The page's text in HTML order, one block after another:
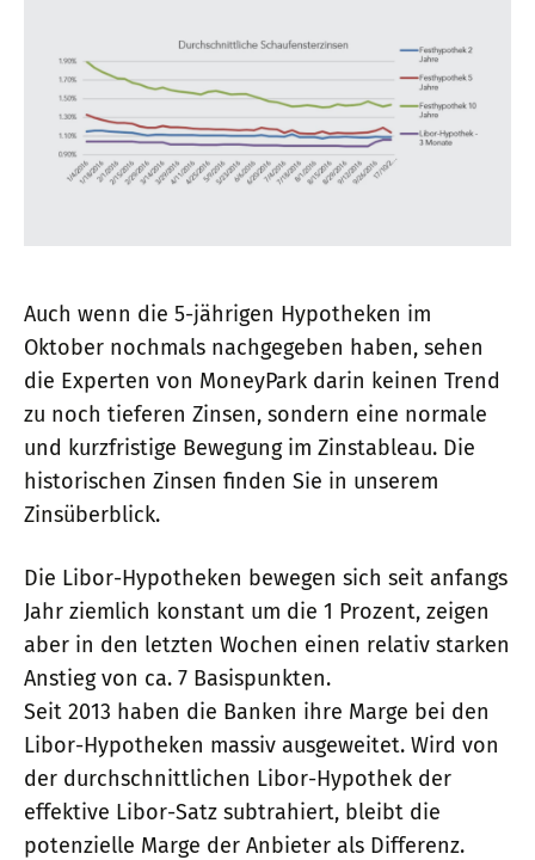
Auch wenn die 5-jährigen Hypotheken im
Oktober nochmals nachgegeben haben, sehen
die Experten von MoneyPark darin keinen Trend
zu noch tieferen Zinsen, sondern eine normale
und kurzfristige Bewegung im Zinstableau. Die
historischen Zinsen finden Sie in unserem
Zinsüberblick.
Die Libor-Hypotheken bewegen sich seit anfangs
Jahr ziemlich konstant um die 1 Prozent, zeigen
aber in den letzten Wochen einen relativ starken
Anstieg von ca. 7 Basispunkten.
Seit 2013 haben die Banken ihre Marge bei den
Libor-Hypotheken massiv ausgeweitet. Wird von
der durchschnittlichen Libor-Hypothek der
effektive Libor-Satz subtrahiert, bleibt die
potenzielle Marge der Anbieter als Differenz.